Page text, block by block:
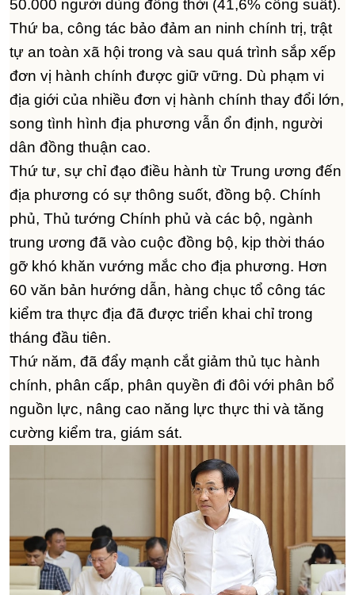
50.000 người dùng đồng thời (41,6% công suất).
Thứ ba, công tác bảo đảm an ninh chính trị, trật
tự an toàn xã hội trong và sau quá trình sắp xếp
đơn vị hành chính được giữ vững. Dù phạm vi
địa giới của nhiều đơn vị hành chính thay đổi lớn,
song tình hình địa phương vẫn ổn định, người
dân đồng thuận cao.
Thứ tư, sự chỉ đạo điều hành từ Trung ương đến
địa phương có sự thông suốt, đồng bộ. Chính
phủ, Thủ tướng Chính phủ và các bộ, ngành
trung ương đã vào cuộc đồng bộ, kịp thời tháo
gỡ khó khăn vướng mắc cho địa phương. Hơn
60 văn bản hướng dẫn, hàng chục tổ công tác
kiểm tra thực địa đã được triển khai chỉ trong
tháng đầu tiên.
Thứ năm, đã đẩy mạnh cắt giảm thủ tục hành
chính, phân cấp, phân quyền đi đôi với phân bổ
nguồn lực, nâng cao năng lực thực thi và tăng
cường kiểm tra, giám sát.